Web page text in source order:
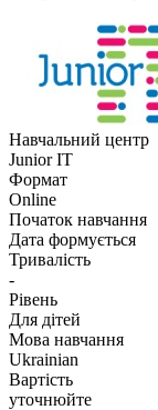
Навчальний центр
Junior IT
Формат
Online
Початок навчання
Дата формується
Тривалість
-
Рівень
Для дітей
Мова навчання
Ukrainian
Вартість
уточнюйте